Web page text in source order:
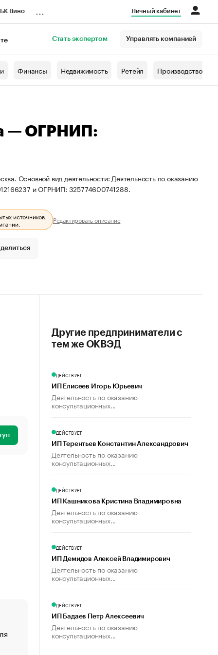
Вино Личный кабинет
Стать экспертом Управлять компанией
Финансы Недвижимость Ретейл Производство
— ОГРНИП:
Основной вид деятельности: Деятельность по оказанию
и ОГРНИП: 325774600741288.
источников. Редактировать описание
«От спорта тело стареет иначе». Как живет глава
создавшей GTA
Другие предприниматели с
тем же ОКВЭД
ДЕЙСТВУЕТ
ИП Елисеев Игорь Юрьевич
Деятельность по оказанию
консультационных...
ДЕЙСТВУЕТ
ИП Терентьев Константин Александрович
Деятельность по оказанию
консультационных...
ДЕЙСТВУЕТ
ИП Кашникова Кристина Владимировна
Деятельность по оказанию
консультационных...
ДЕЙСТВУЕТ
ИП Демидов Алексей Владимирович
Деятельность по оказанию
консультационных...
ДЕЙСТВУЕТ
ИП Бадаев Петр Алексеевич
Деятельность по оказанию
консультационных...